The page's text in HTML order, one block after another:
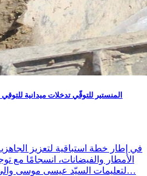
المنستير للتوقّي تدخلات ميدانية
في إطار خطة استباقية لتعزيز
الأمطار والفيضانات، انسجامًا مع
لتعليمات السيّد عيسى موسى والي المنستير، وبإشراف ومتابعة…